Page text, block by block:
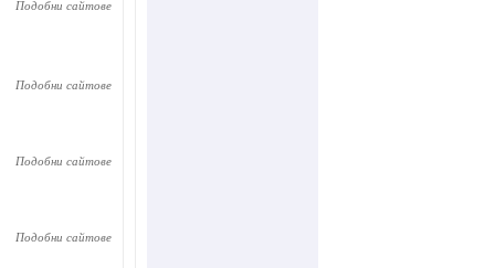
Подобни сайтове
Подобни сайтове
Подобни сайтове
Подобни сайтове